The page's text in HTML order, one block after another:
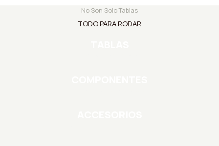
No Son Solo Tablas
TODO PARA RODAR